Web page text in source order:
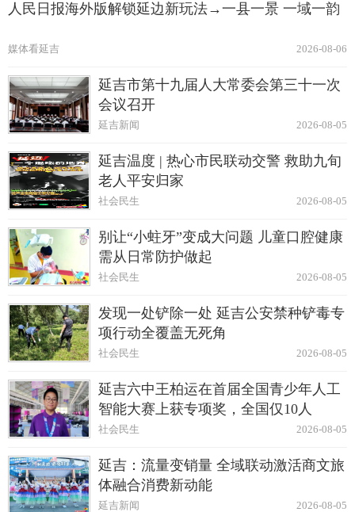
人民日报海外版解锁延边新玩法→一县一景 一域一韵
2026-08-06
媒体看延吉
延吉市第十九届人大常委会第三十一次
会议召开
2026-08-05
延吉新闻
延吉温度 | 热心市民联动交警 救助九旬
老人平安归家
2026-08-05
社会民生
别让“小蛀牙”变成大问题 儿童口腔健康
需从日常防护做起
2026-08-05
社会民生
发现一处铲除一处 延吉公安禁种铲毒专
项行动全覆盖无死角
2026-08-05
社会民生
延吉六中王柏运在首届全国青少年人工
智能大赛上获专项奖，全国仅10人
2026-08-05
社会民生
延吉：流量变销量 全域联动激活商文旅
体融合消费新动能
2026-08-05
延吉新闻